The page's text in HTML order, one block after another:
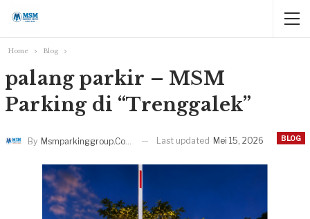
Home Blog
palang parkir – MSM
Parking di “Trenggalek”
BLOG
By Msmparkinggroup.com Last updated Mei 15, 2026